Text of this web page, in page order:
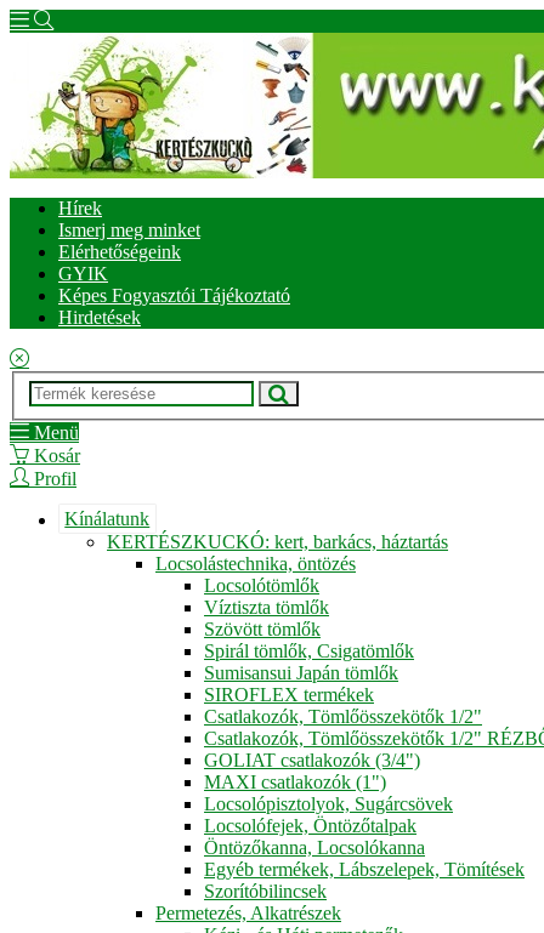
Hírek
Ismerj meg minket
Elérhetőségeink
GYIK
Képes Fogyasztói Tájékoztató
Hirdetések
Menü
Kosár
Profil
Kínálatunk
KERTÉSZKUCKÓ: kert, barkács, háztartás
Locsolástechnika, öntözés
Locsolótömlők
Víztiszta tömlők
Szövött tömlők
Spirál tömlők, Csigatömlők
Sumisansui Japán tömlők
SIROFLEX termékek
Csatlakozók, Tömlőösszekötők 1/2"
Csatlakozók, Tömlőösszekötők 1/2"
GOLIAT csatlakozók (3/4")
MAXI csatlakozók (1")
Locsolópisztolyok, Sugárcsövek
Locsolófejek, Öntözőtalpak
Öntözőkanna, Locsolókanna
Egyéb termékek, Lábszelepek, Tömítések
Szorítóbilincsek
Permetezés, Alkatrészek